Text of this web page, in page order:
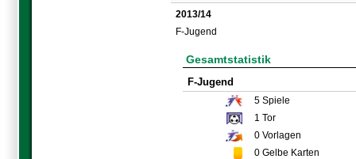
2013/14
F-Jugend
Gesamtstatistik
F-Jugend
5 Spiele
1 Tor
0 Vorlagen
0 Gelbe Karten